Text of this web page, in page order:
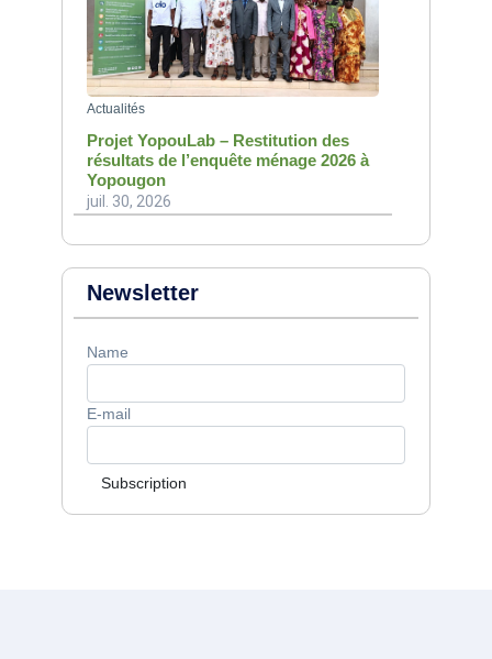
Actualités
Projet YopouLab – Restitution des
résultats de l’enquête ménage 2026 à
Yopougon
juil. 30, 2026
Newsletter
Name
E-mail
Subscription